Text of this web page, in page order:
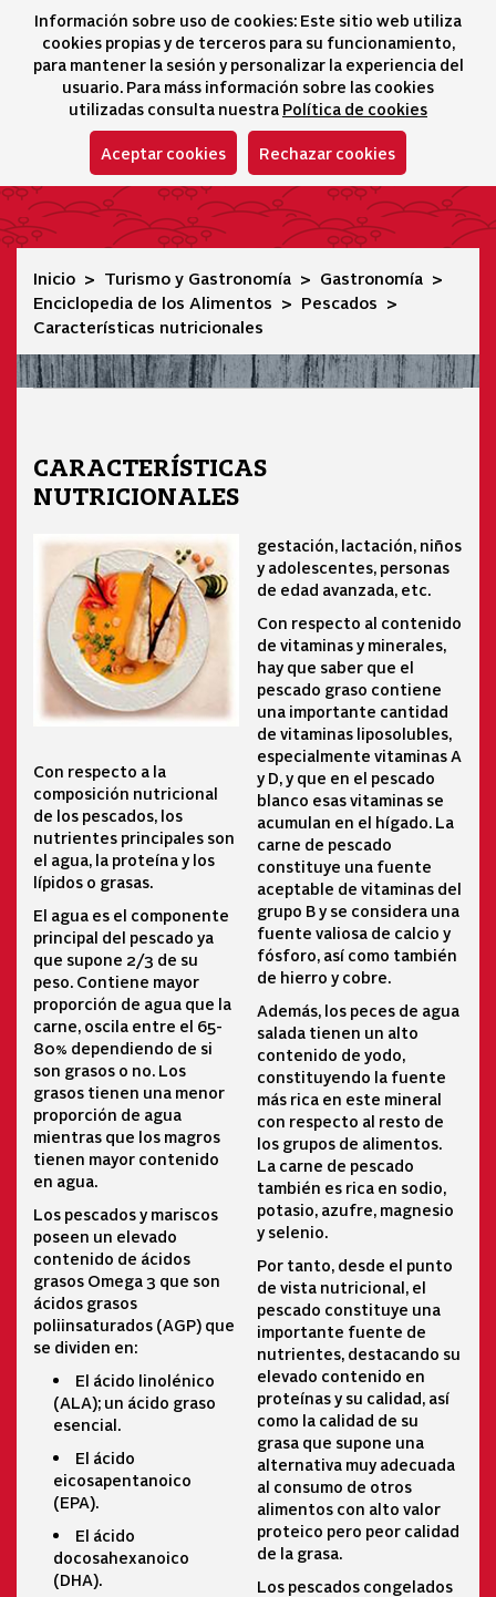
Información sobre uso de cookies: Este sitio web utiliza
cookies propias y de terceros para su funcionamiento,
para mantener la sesión y personalizar la experiencia del
usuario. Para máss información sobre las cookies
utilizadas consulta nuestra Política de cookies
Aceptar cookies Rechazar cookies
Selector idioma
icono
Características nutricionales
Inicio Turismo y Gastronomía
Gastronomía
Enciclopedia de los Alimentos
Pescados
Características nutricionales
CARACTERÍSTICAS
NUTRICIONALES
Con respecto a la
composición nutricional
de los pescados, los
nutrientes principales son
el agua, la proteína y los
lípidos o grasas.
El agua es el componente
principal del pescado ya
que supone 2/3 de su
peso. Contiene mayor
proporción de agua que la
carne, oscila entre el 65-
80% dependiendo de si
son grasos o no. Los
grasos tienen una menor
proporción de agua
mientras que los magros
tienen mayor contenido
en agua.
Los pescados y mariscos
poseen un elevado
contenido de ácidos
grasos Omega 3 que son
ácidos grasos
poliinsaturados (AGP) que
se dividen en:
El ácido linolénico
(ALA); un ácido graso
esencial.
El ácido
eicosapentanoico
(EPA).
El ácido
docosahexanoico
(DHA).
gestación, lactación, niños
y adolescentes, personas
de edad avanzada, etc.
Con respecto al contenido
de vitaminas y minerales,
hay que saber que el
pescado graso contiene
una importante cantidad
de vitaminas liposolubles,
especialmente vitaminas A
y D, y que en el pescado
blanco esas vitaminas se
acumulan en el hígado. La
carne de pescado
constituye una fuente
aceptable de vitaminas del
grupo B y se considera una
fuente valiosa de calcio y
fósforo, así como también
de hierro y cobre.
Además, los peces de agua
salada tienen un alto
contenido de yodo,
constituyendo la fuente
más rica en este mineral
con respecto al resto de
los grupos de alimentos.
La carne de pescado
también es rica en sodio,
potasio, azufre, magnesio
y selenio.
Por tanto, desde el punto
de vista nutricional, el
pescado constituye una
importante fuente de
nutrientes, destacando su
elevado contenido en
proteínas y su calidad, así
como la calidad de su
grasa que supone una
alternativa muy adecuada
al consumo de otros
alimentos con alto valor
proteico pero peor calidad
de la grasa.
Los pescados congelados